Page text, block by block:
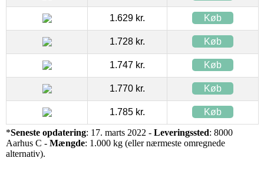
1.629 kr. Køb
1.728 kr. Køb
1.747 kr. Køb
1.770 kr. Køb
1.785 kr. Køb
*Seneste opdatering: 17. marts 2022 - Leveringssted: 8000
Aarhus C - Mængde: 1.000 kg (eller nærmeste omregnede
alternativ).